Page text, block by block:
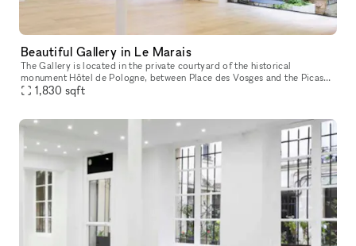
Beautiful Gallery in Le Marais
The Gallery is located in the private courtyard of the historical
monument Hôtel de Pologne, between Place des Vosges and the Picasso
Museum. Facing the Perrotin Gallery within Hotel Vefour, the 170m
1,830 sqft